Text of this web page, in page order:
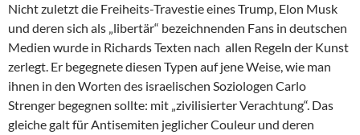
Nicht zuletzt die Freiheits-Travestie eines Trump, Elon Musk
und deren sich als „libertär“ bezeichnenden Fans in deutschen
Medien wurde in Richards Texten nach allen Regeln der Kunst
zerlegt. Er begegnete diesen Typen auf jene Weise, wie man
ihnen in den Worten des israelischen Soziologen Carlo
Strenger begegnen sollte: mit „zivilisierter Verachtung“. Das
gleiche galt für Antisemiten jeglicher Couleur und deren